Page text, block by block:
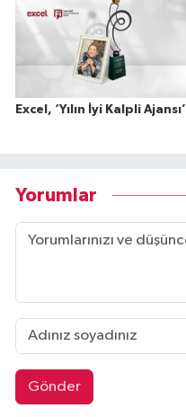
Excel, ‘Yılın İyi Kalpli Ajansı’
Yorumlar
Gönder